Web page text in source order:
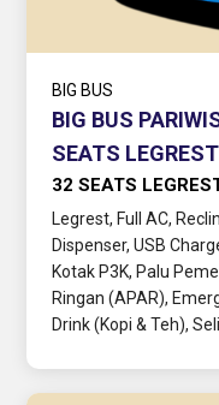
BIG BUS
BIG BUS
SEATS LEGREST
32 SEATS
Legrest, Full AC,
Dispenser, USB
Kotak P3K, Palu
Ringan (APAR),
Drink (Kopi & Teh),